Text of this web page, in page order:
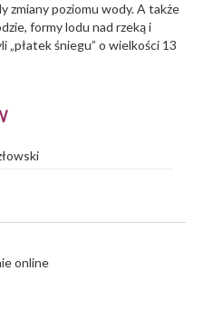
zmiany poziomu wody. A także
formy lodu nad rzeką i
śniegu” o wielkości 13
online